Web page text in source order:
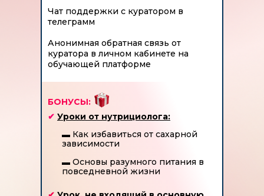
БОНУСЫ:
✔ Уроки от нутрициолога:
▬ Основы разумного питания в
повседневной жизни
▬ Как избавиться от сахарной
зависимости
Чат поддержки с куратором в
телеграмм
Анонимная обратная связь от
куратора в личном кабинете на
обучающей платформе